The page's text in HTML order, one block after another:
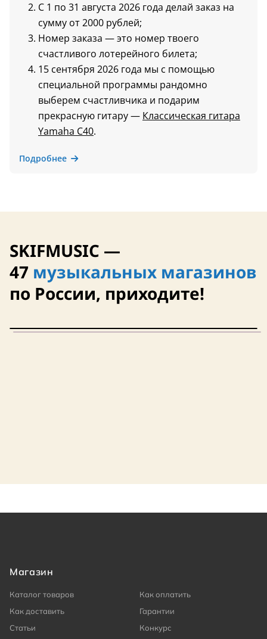
С 1 по 31 августа 2026 года делай заказ на
сумму от 2000 рублей;
Номер заказа — это номер твоего
счастливого лотерейного билета;
15 сентября 2026 года мы с помощью
специальной программы рандомно
выберем счастливчика и подарим
прекрасную гитару — Классическая гитара
Yamaha C40.
Подробнее
SKIFMUSIC —
47 музыкальных магазинов
по России, приходите!
Магазин
Каталог товаров
Как оплатить
Как доставить
Гарантии
Статьи
Конкурс